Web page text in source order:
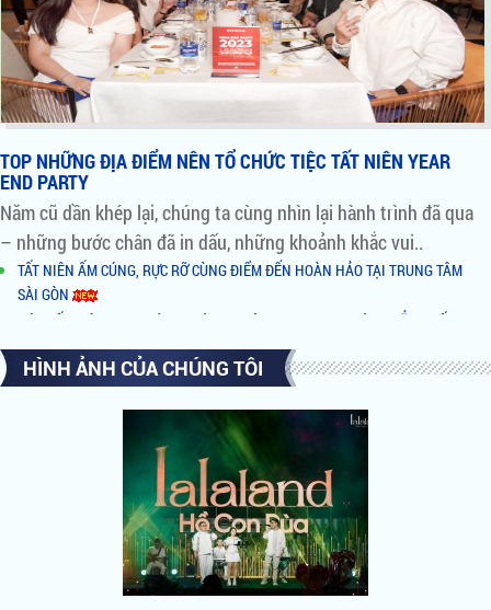
TOP NHỮNG ĐỊA ĐIỂM NÊN TỔ CHỨC TIỆC TẤT NIÊN YEAR
END PARTY
Năm cũ dần khép lại, chúng ta cùng nhìn lại hành trình đã qua
– những bước chân đã in dấu, những khoảnh khắc vui..
TẤT NIÊN ẤM CÚNG, RỰC RỠ CÙNG ĐIỂM ĐẾN HOÀN HẢO TẠI TRUNG TÂM
SÀI GÒN
ĐÓN TẤT NIÊN TƯNG BỪNG - CÙNG KHÔNG GIAN VIEW SÔNG ĐẲNG CẤP TẠI
QUẬN 2
NHỮNG LÝ DO NÊN CHỌN TỔ HỢP ẨM THỰC BÌNH KHÁNH BY NIGHT LÀM
AI ĐỨNG SAU TỔ HỢP ĂN UỐNG GIẢI TRÍ XUẤT HIỆN RẦM RỘ TẠI SÀI GÒN
HỒ BƠI ĐỘC NHẤT VÔ NHỊ TẠI NOVAHILLS MŨI NÉ RESORT & VILLAS
NOVALAND VINH DANH TẠI VIETNAM HR AWARDS 2018
CĂN HỘ HẠNG SANG - ĐIỂM SÁNG NỔI BẬT CỦA QUẬN 1
NOVALAND HỢP TÁC CHIẾN LƯỢC CÙNG MINOR HOTELS & NHÀ THIẾT KẾ
SÂN GOLF LỪNG DANH GREG NORMAN
HÌNH ẢNH CỦA CHÚNG TÔI